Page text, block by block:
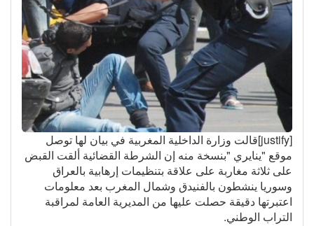
[justify]قالت وزارة الداخلية المغربية في بيان لها توصل
موقع "ينايري "بنسخة منه إن الشرطة القضائية ألقت القبض
على ثلاثة مغاربة على علاقة بتنظيمات إرهابية بالعراق
وسوريا ينشطون بالفنيدق وشمال المغرب بعد معلومات
اعتبرتها دقيقة حصلت عليها من المديرية العامة لمراقبة
التراب الوطني.